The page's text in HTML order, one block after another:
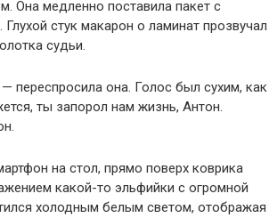
Она медленно поставила пакет с
стук макарон о ламинат прозвучал
судьи.
переспросила она. Голос был сухим, как
ты запорол нам жизнь, Антон.
на стол, прямо поверх коврика
какой-то эльфийки с огромной
холодным белым светом, отображая